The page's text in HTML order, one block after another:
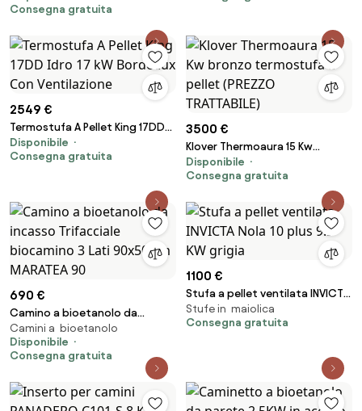
Consegna gratuita
2549 €
Termostufa A Pellet King 17DD
Idro 17 kW Bordeaux Con
Ventilazione
Disponibile
Consegna gratuita
3500 €
Klover Thermoaura 15 Kw
bronzo termostufa a pellet
(PREZZO TRATTABILE)
Disponibile
Consegna gratuita
690 €
Camino a bioetanolo da
incasso Trifacciale biocamino 3
Lati 90x50 cm MARATEA 90
Camini a bioetanolo
Disponibile
Consegna gratuita
1100 €
Stufa a pellet ventilata INVICTA
Nola 10 plus 9.5 KW grigia
Stufe in maiolica
Consegna gratuita